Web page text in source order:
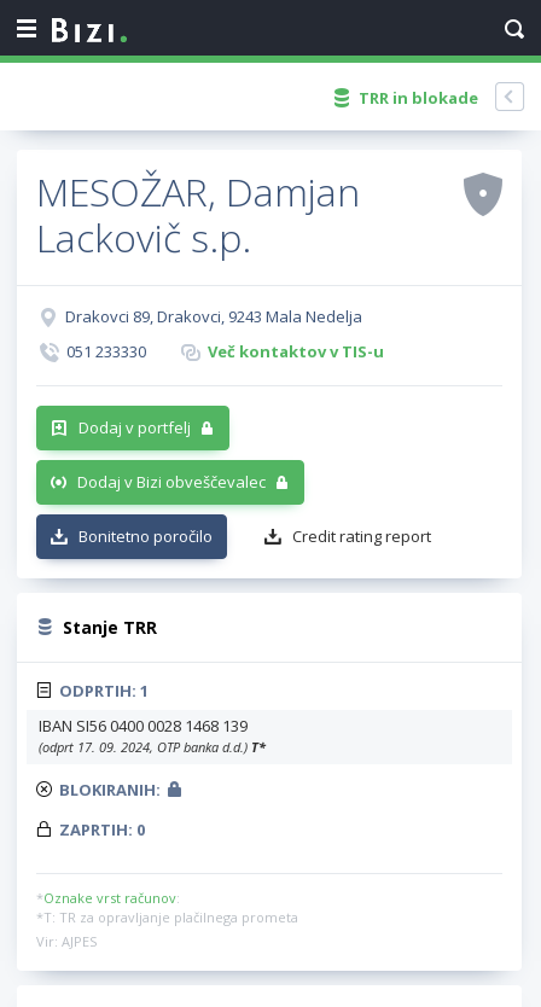
TRR in blokade
MESOŽAR, Damjan
Lackovič s.p.
Drakovci 89, Drakovci, 9243 Mala Nedelja
051 233330
Več kontaktov v TIS-u
Dodaj v portfelj
Dodaj v Bizi obveščevalec
Bonitetno poročilo Credit rating report
Stanje TRR
ODPRTIH: 1
IBAN SI56 0400 0028 1468 139
(odprt 17. 09. 2024, OTP banka d.d.) T*
BLOKIRANIH:
ZAPRTIH: 0
*Oznake vrst računov:
*T: TR za opravljanje plačilnega prometa
Vir: AJPES